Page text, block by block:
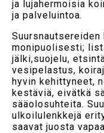
ja lujahermoisia
ja palveluintoa.
monipuolisesti;
jälki,suojelu,
vesipelastus,
hyvin kehittyneet,
kestäviä, eivätkä
sääolosuhteita.
ulkoilulenkkejä
saavat juosta